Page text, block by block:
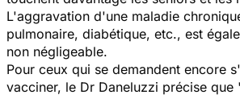
L'aggravation d'une maladie
pulmonaire, diabétique, etc., est
non négligeable.
Pour ceux qui se demandent encore
vacciner, le Dr Daneluzzi précise que